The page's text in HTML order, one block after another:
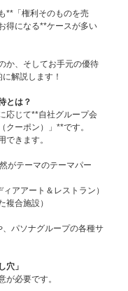
**「権利そのものを売
得になる**ケースが多い
か、そしてお手元の優待
解説します！
とは？
応じて**自社グループ会
クーポン）」**です。
できます。
がテーマのテーマパー
アアート＆レストラン）
複合施設）
パソナグループの各種サ
穴」
が必要です。